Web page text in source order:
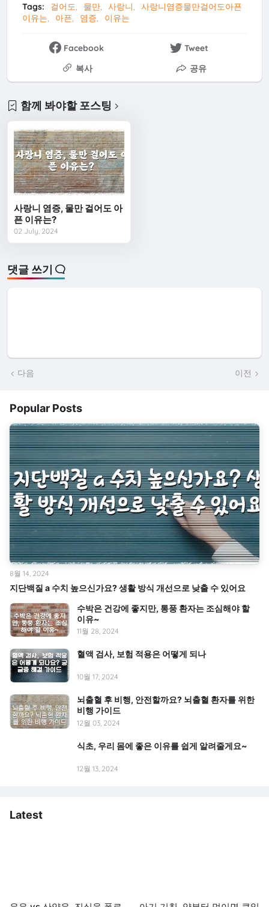
Tags: 걸어도 물만 사랑니
사랑니염증물만걸어도아픈
이유는
아픈 염증 이유는
Facebook
Tweet
복사
공유
함께 봐야할 포스팅
사랑니 염증, 물만 걸어도 아
픈 이유는?
02 July, 2024
댓글 쓰기
다음 이전
Popular Posts
지단백질 a 수치 높으신가요? 생활 방식 개선으로 낮출 수 있어요
8월 14, 2024
수박은 건강에 좋지만, 통풍 환자는 조심해야 할
이유~
11월 28, 2024
혈액 검사, 보험 적용은 어떻게 되나
10월 17, 2024
뇌출혈 후 비행, 안전할까요? 뇌출혈 환자를 위한
비행 가이드
12월 03, 2024
식초, 우리 몸에 좋은 이유를 쉽게 알려줄게요~
12월 13, 2024
Latest